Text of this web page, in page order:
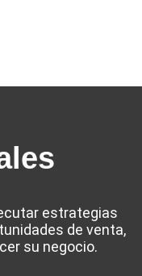
estrategias
de venta,
su negocio.